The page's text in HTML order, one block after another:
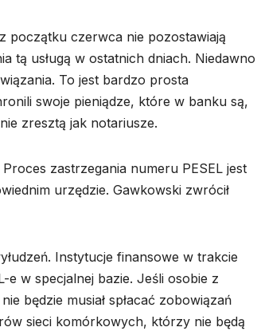
początku czerwca nie pozostawiają
tą usługą w ostatnich dniach. Niedawno
To jest bardzo prosta
swoje pieniądze, które w banku są,
zresztą jak notariusze.
zastrzegania numeru PESEL jest
urzędzie. Gawkowski zwrócił
Instytucje finansowe w trakcie
e w specjalnej bazie. Jeśli osobie z
będzie musiał spłacać zobowiązań
sieci komórkowych, którzy nie będą